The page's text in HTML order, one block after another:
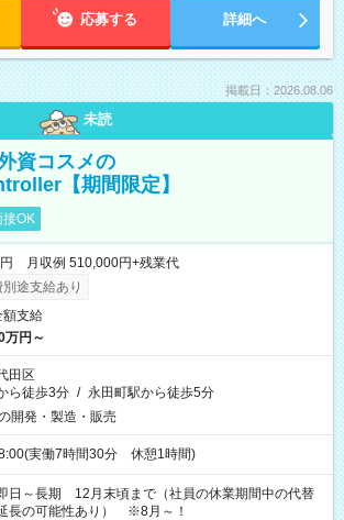
応募する 詳細へ
掲載日：2026.08.06
未読
資コスメの
【期間限定】
接OK
月収例 510,000円+残業代
途支給あり
額支給
万円～
田区
ら徒歩3分 / 永田町駅から徒歩5分
開発・製造・販売
実働7時間30分 休憩1時間)
即日～長期 12月末頃まで（社員の休業期間中の代替
長の可能性あり） ※8月～！